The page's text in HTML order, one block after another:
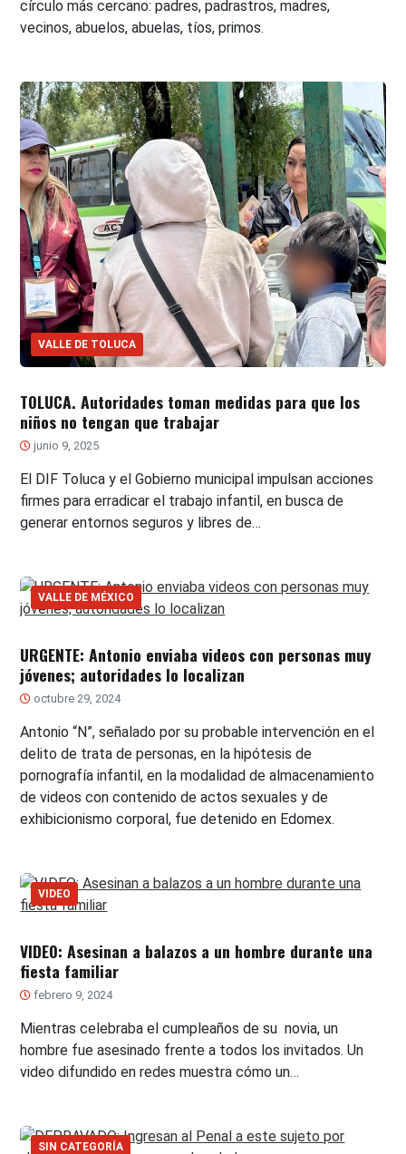
círculo más cercano: padres, padrastros, madres,
vecinos, abuelos, abuelas, tíos, primos.
VALLE DE TOLUCA
TOLUCA. Autoridades toman medidas para que los
niños no tengan que trabajar
junio 9, 2025
El DIF Toluca y el Gobierno municipal impulsan acciones
firmes para erradicar el trabajo infantil, en busca de
generar entornos seguros y libres de…
VALLE DE MÉXICO
URGENTE: Antonio enviaba videos con personas muy
jóvenes; autoridades lo localizan
octubre 29, 2024
Antonio “N”, señalado por su probable intervención en el
delito de trata de personas, en la hipótesis de
pornografía infantil, en la modalidad de almacenamiento
de videos con contenido de actos sexuales y de
exhibicionismo corporal, fue detenido en Edomex.
VIDEO
VIDEO: Asesinan a balazos a un hombre durante una
fiesta familiar
febrero 9, 2024
Mientras celebraba el cumpleaños de su novia, un
hombre fue asesinado frente a todos los invitados. Un
video difundido en redes muestra cómo un…
SIN CATEGORÍA